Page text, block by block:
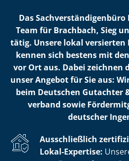
Das
Team für Brachbach, Sieg
tätig. Unsere lokal
kennen sich bestens mit
vor Ort aus. Dabei zeichnen
unser Angebot für Sie aus:
beim Deutschen Gutachter
ver­band sowie
deutscher
Ausschließlich
Lokal-Expertise: